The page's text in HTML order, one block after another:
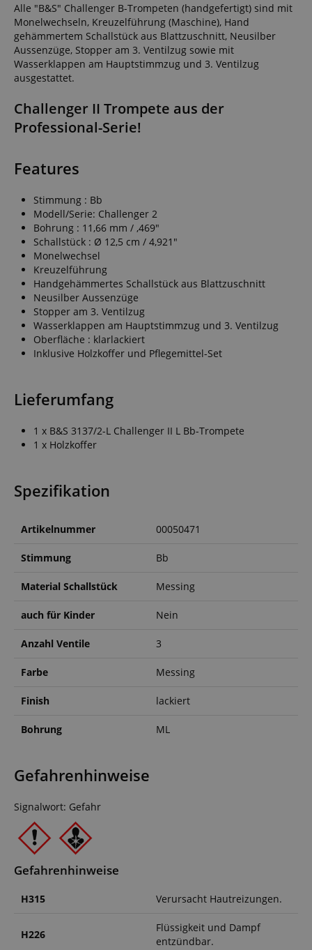
Alle "B&S" Challenger B-Trompeten (handgefertigt) sind mit
Monelwechseln, Kreuzelführung (Maschine), Hand
gehämmertem Schallstück aus Blattzuschnitt, Neusilber
Aussenzüge, Stopper am 3. Ventilzug sowie mit
Wasserklappen am Hauptstimmzug und 3. Ventilzug
ausgestattet.
Challenger II Trompete aus der
Professional-Serie!
Features
Stimmung : Bb
Modell/Serie: Challenger 2
Bohrung : 11,66 mm / ,469"
Schallstück : Ø 12,5 cm / 4,921"
Monelwechsel
Kreuzelführung
Handgehämmertes Schallstück aus Blattzuschnitt
Neusilber Aussenzüge
Stopper am 3. Ventilzug
Wasserklappen am Hauptstimmzug und 3. Ventilzug
Oberfläche : klarlackiert
Inklusive Holzkoffer und Pflegemittel-Set
Lieferumfang
1 x B&S 3137/2-L Challenger II L Bb-Trompete
1 x Holzkoffer
Spezifikation
Artikelnummer 00050471
Stimmung Bb
Material Schallstück Messing
auch für Kinder Nein
Anzahl Ventile 3
Farbe Messing
Finish lackiert
Bohrung ML
Gefahrenhinweise
Signalwort: Gefahr
Gefahrenhinweise
H315 Verursacht Hautreizungen.
H226
Flüssigkeit und Dampf
entzündbar.